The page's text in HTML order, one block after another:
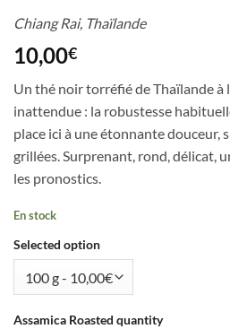
Chiang Rai, Thaïlande
10,00€
Un thé noir torréfié de Thaïlande à
inattendue : la robustesse
place ici à une étonnante douceur,
grillées. Surprenant, rond, délicat,
les pronostics.
En stock
Selected option
Assamica Roasted quantity